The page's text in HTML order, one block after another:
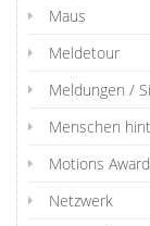
Maus
Meldetour
Meldungen /
Menschen
Motions
Netzwerk